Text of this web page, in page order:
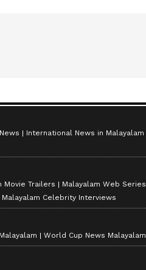
International News in Malayalam
Movie Trailers
Malayalam Web Series
Malayalam Celebrity Interviews
World Cup News Malayalam